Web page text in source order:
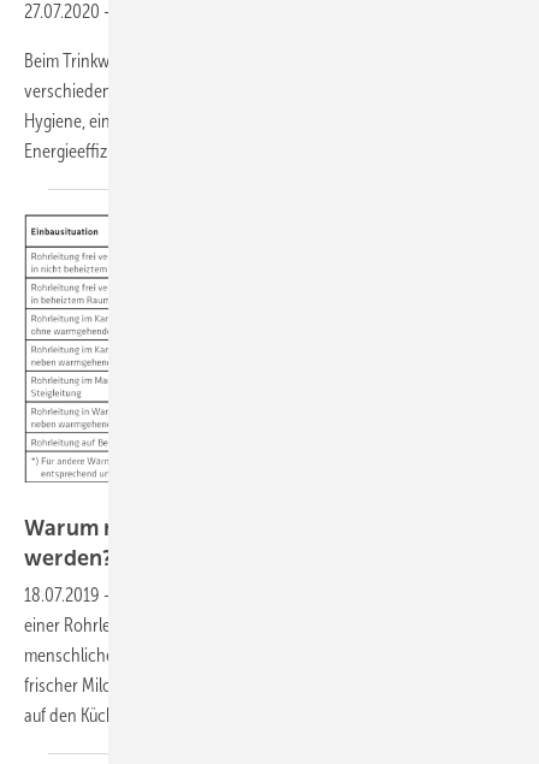
27.07.2020 -
Beim Trinkwasserkonzept für ein Gebäude müssen Fachplaner
verschiedene Kriterien gleichzeitig erfüllen: eine einwandfreie
Hygiene, einen hohen Warmwasser-Komfort und eine möglichst gute
Energieeffizienz. Bei all diesen
Warum muss die Kaltwasserleitung gedämmt
werden?
18.07.2019 -
einer Rohrleitung steht (stagniert) ist nicht mehr für den
menschlichen Gebrauch geeignet. Vergleichen kann man das gut mit
frischer Milch. Stellt man Milch aus dem Kühlschrank nach draußen
auf den Küchentisch und vergisst die Milch wieder„Kalt